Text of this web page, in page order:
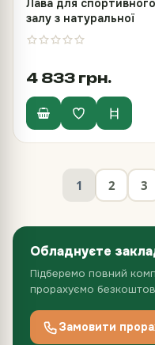
Обладнуєте
Підберемо повний
прорахуємо
Замовити
Лава для спортивного
залу з натуральної
деревини (сосна)
4 833 грн.
1 2 3